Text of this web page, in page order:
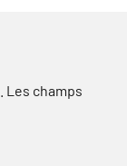
Les champs